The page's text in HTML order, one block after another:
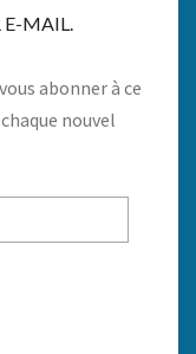
E-MAIL.
abonner à ce
nouvel